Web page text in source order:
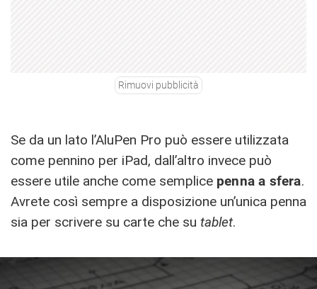
Rimuovi pubblicità
Se da un lato l’AluPen Pro può essere utilizzata
come pennino per iPad, dall’altro invece può
essere utile anche come semplice penna a sfera.
Avrete così sempre a disposizione un’unica penna
sia per scrivere su carte che su tablet.